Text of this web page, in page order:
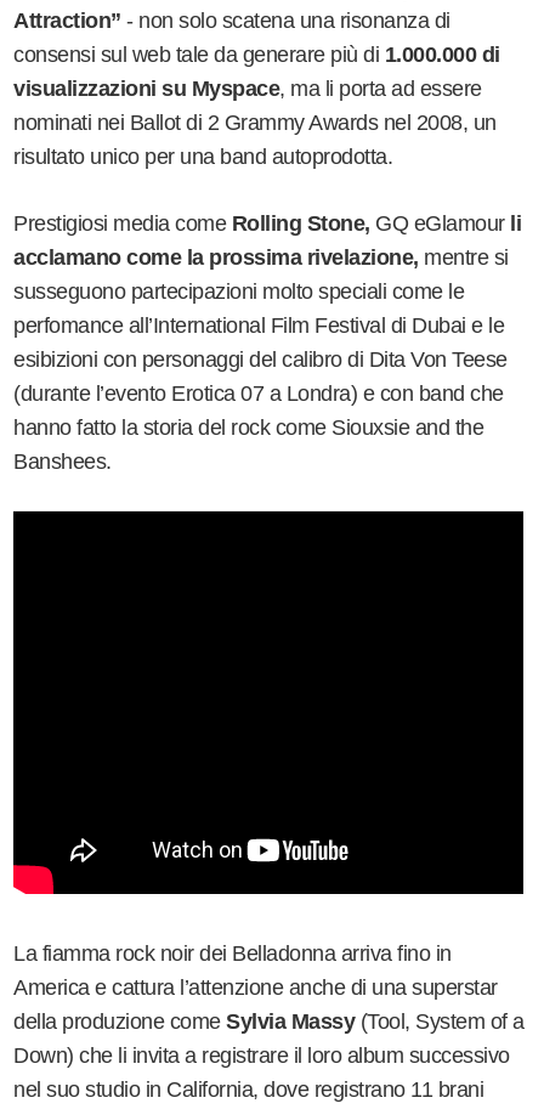
Attraction” - non solo scatena una risonanza di
consensi sul web tale da generare più di 1.000.000 di
visualizzazioni su Myspace, ma li porta ad essere
nominati nei Ballot di 2 Grammy Awards nel 2008, un
risultato unico per una band autoprodotta.
Prestigiosi media come Rolling Stone, GQ eGlamourli
acclamano come la prossima rivelazione, mentre si
susseguono partecipazioni molto speciali come le
perfomance all’International Film Festival di Dubai e le
esibizioni con personaggi del calibro di Dita Von Teese
(durante l’evento Erotica 07 a Londra) e con band che
hanno fatto la storia del rock come Siouxsie and the
Banshees.
La fiamma rock noir dei Belladonna arriva fino in
America e cattura l’attenzione anche di una superstar
della produzione comeSylvia Massy (Tool, System of a
Down) che li invita a registrare il loro album successivo
nel suo studio in California, dove registrano 11 brani